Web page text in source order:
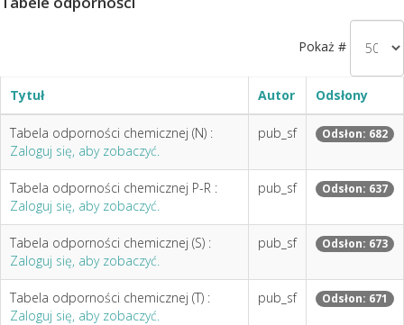
Pokaż #
Tytuł Autor Odsłony
Tabela odporności chemicznej (N) :
Zaloguj się, aby zobaczyć.
pub_sf Odsłon: 682
Tabela odporności chemicznej P-R :
Zaloguj się, aby zobaczyć.
pub_sf Odsłon: 637
Tabela odporności chemicznej (S) :
Zaloguj się, aby zobaczyć.
pub_sf Odsłon: 673
Tabela odporności chemicznej (T) :
Zaloguj się, aby zobaczyć.
pub_sf Odsłon: 671